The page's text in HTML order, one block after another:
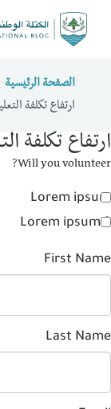
الصفحة الرئيسية
ارتفاع تكلفة
تكلفة
Will you
Lorem
Lorem
First
Last